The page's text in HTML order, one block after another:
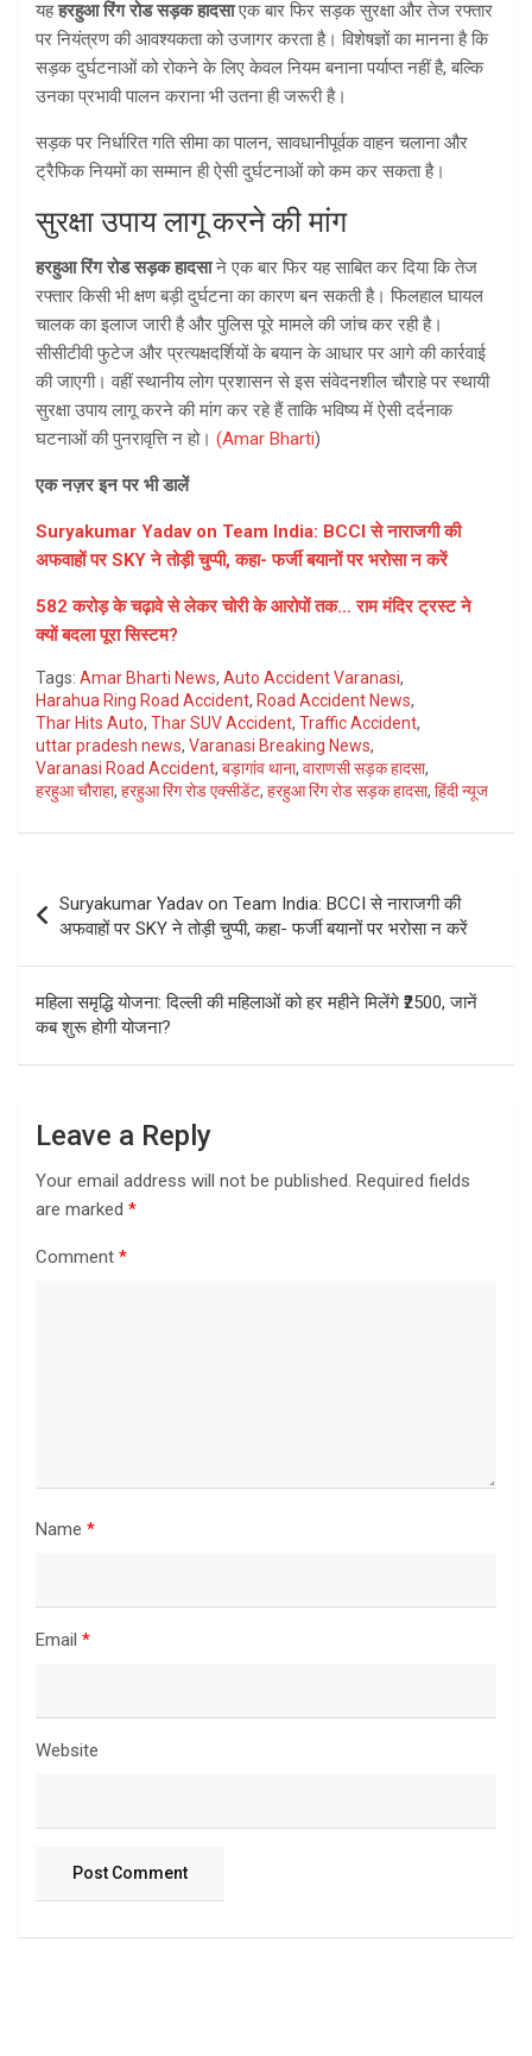
यहहरहुआ रिंग रोड सड़क हादसाएक बार फिर सड़क सुरक्षा और तेज रफ्तार
पर नियंत्रण की आवश्यकता को उजागर करता है। विशेषज्ञों का मानना है कि
सड़क दुर्घटनाओं को रोकने के लिए केवल नियम बनाना पर्याप्त नहीं है, बल्कि
उनका प्रभावी पालन कराना भी उतना ही जरूरी है।
सड़क पर निर्धारित गति सीमा का पालन, सावधानीपूर्वक वाहन चलाना और
ट्रैफिक नियमों का सम्मान ही ऐसी दुर्घटनाओं को कम कर सकता है।
सुरक्षा उपाय लागू करने की मांग
हरहुआ रिंग रोड सड़क हादसाने एक बार फिर यह साबित कर दिया कि तेज
रफ्तार किसी भी क्षण बड़ी दुर्घटना का कारण बन सकती है। फिलहाल घायल
चालक का इलाज जारी है और पुलिस पूरे मामले की जांच कर रही है।
सीसीटीवी फुटेज और प्रत्यक्षदर्शियों के बयान के आधार पर आगे की कार्रवाई
की जाएगी। वहीं स्थानीय लोग प्रशासन से इस संवेदनशील चौराहे पर स्थायी
सुरक्षा उपाय लागू करने की मांग कर रहे हैं ताकि भविष्य में ऐसी दर्दनाक
घटनाओं की पुनरावृत्ति न हो। (Amar Bharti)
एक नज़र इन पर भी डालें
Suryakumar Yadav on Team India: BCCI से नाराजगी की
अफवाहों पर SKY ने तोड़ी चुप्पी, कहा- फर्जी बयानों पर भरोसा न करें
582 करोड़ के चढ़ावे से लेकर चोरी के आरोपों तक… राम मंदिर ट्रस्ट ने
क्यों बदला पूरा सिस्टम?
Tags: Amar Bharti News, Auto Accident Varanasi,
Harahua Ring Road Accident, Road Accident News,
Thar Hits Auto, Thar SUV Accident, Traffic Accident,
uttar pradesh news, Varanasi Breaking News,
Varanasi Road Accident, बड़ागांव थाना, वाराणसी सड़क हादसा,
हरहुआ चौराहा, हरहुआ रिंग रोड एक्सीडेंट, हरहुआ रिंग रोड सड़क हादसा, हिंदी न्यूज
navigation
Suryakumar Yadav on Team India: BCCI से नाराजगी की
अफवाहों पर SKY ने तोड़ी चुप्पी, कहा- फर्जी बयानों पर भरोसा न करें
महिला समृद्धि योजना: दिल्ली की महिलाओं को हर महीने मिलेंगे ₹2500, जानें
कब शुरू होगी योजना?
Leave a Reply
Your email address will not be published. Required fields
are marked *
Comment *
Name *
Email *
Website